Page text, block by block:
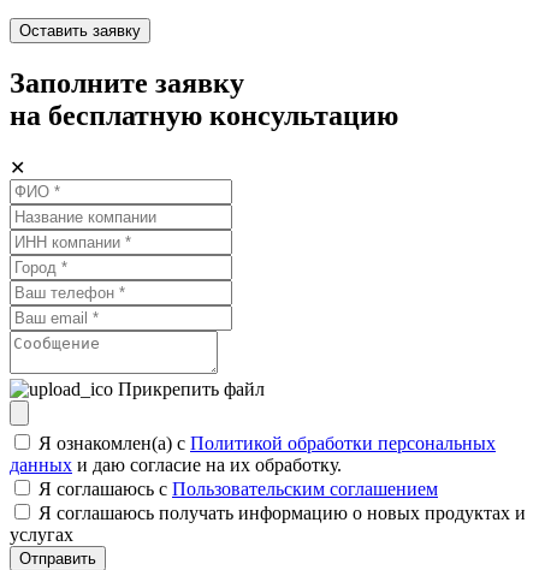
Оставить заявку
Заполните заявку
на бесплатную консультацию
✕
Прикрепить файл
Я ознакомлен(а) с Политикой обработки персональных
данных и даю согласие на их обработку.
Я соглашаюсь c Пользовательским соглашением
Я соглашаюсь получать информацию о новых продуктах и
услугах
Отправить